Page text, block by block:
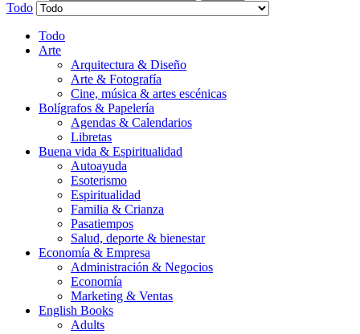
Todo
Todo
Arte
Arquitectura & Diseño
Arte & Fotografía
Cine, música & artes escénicas
Bolígrafos & Papelería
Agendas & Calendarios
Libretas
Buena vida & Espiritualidad
Autoayuda
Esoterismo
Espiritualidad
Familia & Crianza
Pasatiempos
Salud, deporte & bienestar
Economía & Empresa
Administración & Negocios
Economía
Marketing & Ventas
English Books
Adults